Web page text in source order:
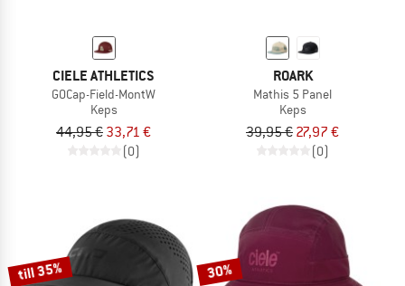
CIELE ATHLETICS
GOCap-Field-MontW
Keps
44,95 € 33,71 €
(0)
ROARK
Mathis 5 Panel
Keps
39,95 € 27,97 €
(0)
till 35% 30%